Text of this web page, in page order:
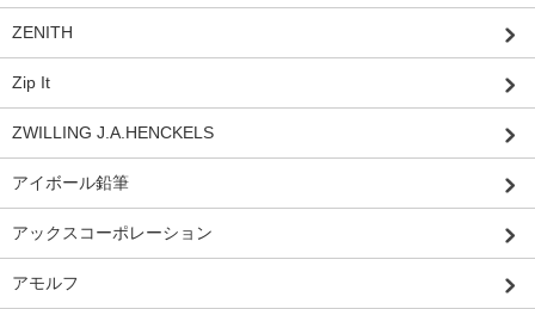
ZENITH
Zip It
ZWILLING J.A.HENCKELS
アイボール鉛筆
アックスコーポレーション
アモルフ